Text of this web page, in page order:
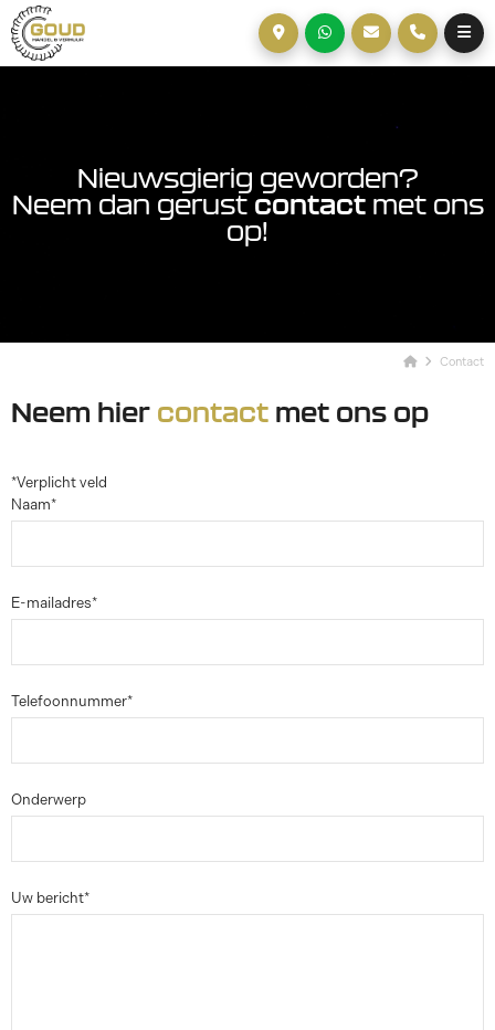
Nieuwsgierig geworden?
Neem dan gerust contact met ons
op!
Contact
Neem hier contact met ons op
*Verplicht veld
Naam*
E-mailadres*
Telefoonnummer*
Onderwerp
Uw bericht*